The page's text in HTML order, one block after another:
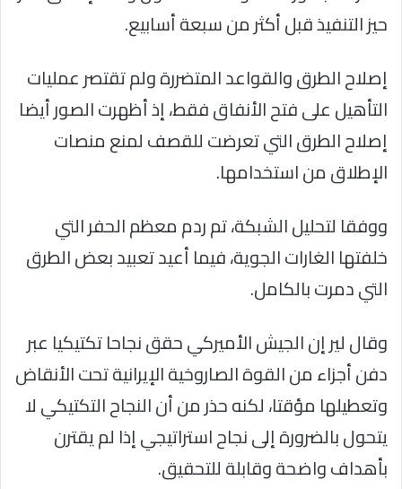
حيز التنفيذ قبل أكثر من سبعة أسابيع.
إصلاح الطرق والقواعد المتضررة ولم تقتصر عمليات
التأهيل على فتح الأنفاق فقط، إذ أظهرت الصور أيضا
إصلاح الطرق التي تعرضت للقصف لمنع منصات
الإطلاق من استخدامها.
ووفقا لتحليل الشبكة، تم ردم معظم الحفر التي
خلفتها الغارات الجوية، فيما أعيد تعبيد بعض الطرق
التي دمرت بالكامل.
وقال لير إن الجيش الأميركي حقق نجاحا تكتيكيا عبر
دفن أجزاء من القوة الصاروخية الإيرانية تحت الأنقاض
وتعطيلها مؤقتا، لكنه حذر من أن النجاح التكتيكي لا
يتحول بالضرورة إلى نجاح استراتيجي إذا لم يقترن
بأهداف واضحة وقابلة للتحقيق.